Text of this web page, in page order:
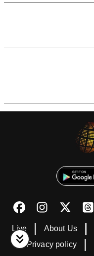
Live About Us
Privacy policy